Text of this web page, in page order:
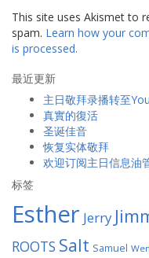
This site uses Akismet to
spam. Learn how your
is processed.
最近更新
主日敬拜录播转至
真實的復活
圣诞佳音
恢复实体敬拜
欢迎订阅主日信息油
标签
Esther Jerry
ROOTS Salt Samuel